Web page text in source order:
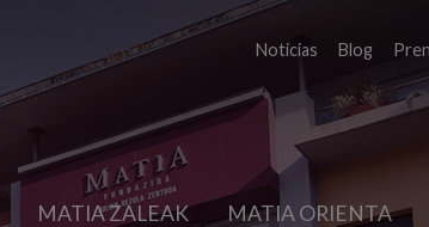
Noticias Blog
MATIA ZALEAK MATIA ORIENTA